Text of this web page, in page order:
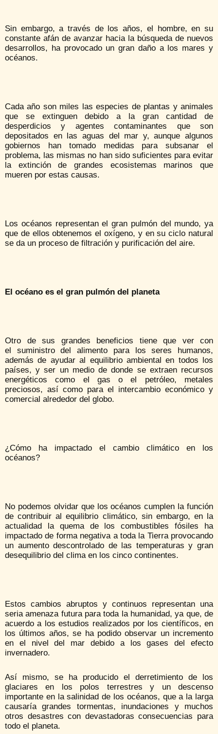
Sin embargo, a través de los años, el hombre, en su
constante afán de avanzar hacia la búsqueda de nuevos
desarrollos, ha provocado un gran daño a los mares y
océanos.
Cada año son miles las especies de plantas y animales
que se extinguen debido a la gran cantidad de
desperdicios y agentes contaminantes que son
depositados en las aguas del mar y, aunque algunos
gobiernos han tomado medidas para subsanar el
problema, las mismas no han sido suficientes para evitar
la extinción de grandes ecosistemas marinos que
mueren por estas causas.
Los océanos representan el gran pulmón del mundo, ya
que de ellos obtenemos el oxígeno, y en su ciclo natural
se da un proceso de filtración y purificación del aire.
El océano es el gran pulmón del planeta
Otro de sus grandes beneficios tiene que ver con
el suministro del alimento para los seres humanos,
además de ayudar al equilibrio ambiental en todos los
países, y ser un medio de donde se extraen recursos
energéticos como el gas o el petróleo, metales
preciosos, así como para el intercambio económico y
comercial alrededor del globo.
¿Cómo ha impactado el cambio climático en los
océanos?
No podemos olvidar que los océanos cumplen la función
de contribuir al equilibrio climático, sin embargo, en la
actualidad la quema de los combustibles fósiles ha
impactado de forma negativa a toda la Tierra provocando
un aumento descontrolado de las temperaturas y gran
desequilibrio del clima en los cinco continentes.
Estos cambios abruptos y continuos representan una
seria amenaza futura para toda la humanidad, ya que, de
acuerdo a los estudios realizados por los científicos, en
los últimos años, se ha podido observar un incremento
en el nivel del mar debido a los gases del efecto
invernadero.
Así mismo, se ha producido el derretimiento de los
glaciares en los polos terrestres y un descenso
importante en la salinidad de los océanos, que a la larga
causaría grandes tormentas, inundaciones y muchos
otros desastres con devastadoras consecuencias para
todo el planeta.